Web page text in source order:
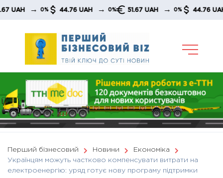
Skip
→ 0% 44.76 UAH → 0% 51.67 UAH → 0% 44.76 UAH →
Перший бізнесовий Новини
Економіка
Українцям можуть частково компенсувати витрати на
електроенергію: уряд готує нову програму підтримки